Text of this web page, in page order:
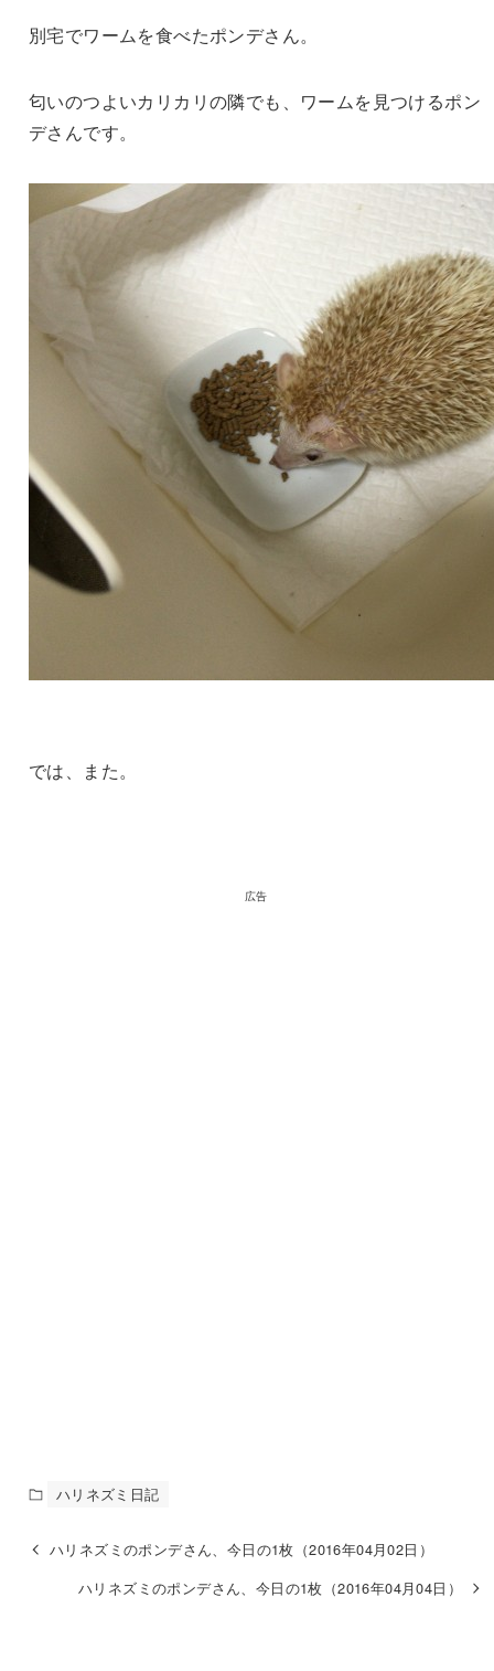
別宅でワームを食べたポンデさん。
匂いのつよいカリカリの隣でも、ワームを見つけるポン
デさんです。
では、また。
広告
ハリネズミ日記
ハリネズミのポンデさん、今日の1枚（2016年04月02日）
ハリネズミのポンデさん、今日の1枚（2016年04月04日）